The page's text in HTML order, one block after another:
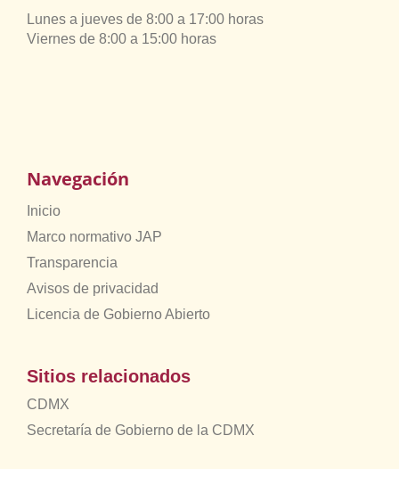
Lunes a jueves de 8:00 a 17:00 horas
Viernes de 8:00 a 15:00 horas
Navegación
Inicio
Marco normativo JAP
Transparencia
Avisos de privacidad
Licencia de Gobierno Abierto
Sitios relacionados
CDMX
Secretaría de Gobierno de la CDMX